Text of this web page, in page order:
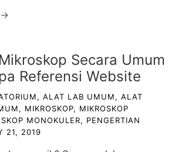
→
Secara Umum
Referensi Website
, ALAT LAB UMUM, ALAT
, MIKROSKOP, MIKROSKOP
MONOKULER, PENGERTIAN
21, 2019